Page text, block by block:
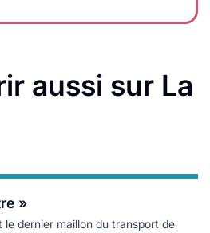
aussi sur La
»
dernier maillon du transport de